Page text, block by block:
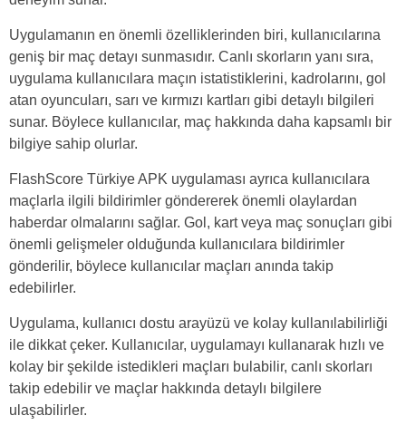
Uygulamanın en önemli özelliklerinden biri, kullanıcılarına
geniş bir maç detayı sunmasıdır. Canlı skorların yanı sıra,
uygulama kullanıcılara maçın istatistiklerini, kadrolarını, gol
atan oyuncuları, sarı ve kırmızı kartları gibi detaylı bilgileri
sunar. Böylece kullanıcılar, maç hakkında daha kapsamlı bir
bilgiye sahip olurlar.
FlashScore Türkiye APK uygulaması ayrıca kullanıcılara
maçlarla ilgili bildirimler göndererek önemli olaylardan
haberdar olmalarını sağlar. Gol, kart veya maç sonuçları gibi
önemli gelişmeler olduğunda kullanıcılara bildirimler
gönderilir, böylece kullanıcılar maçları anında takip
edebilirler.
Uygulama, kullanıcı dostu arayüzü ve kolay kullanılabilirliği
ile dikkat çeker. Kullanıcılar, uygulamayı kullanarak hızlı ve
kolay bir şekilde istedikleri maçları bulabilir, canlı skorları
takip edebilir ve maçlar hakkında detaylı bilgilere
ulaşabilirler.